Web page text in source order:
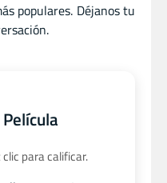
populares. Déjanos tu
para calificar.